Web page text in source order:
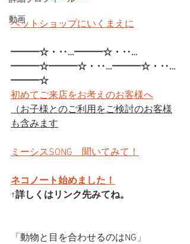
動画
ペットショップにいくまえに
━━━☆・‥…━━━☆・‥…
━━━☆━━━☆・‥…━━━☆・‥…
━━━☆
初めてご来店をお考えのお客様へ
（お子様とのご利用をご検討のお客様
も含みます
ミーシスSONG　聞いてみて！
ネコノート始めました！
↑詳しくはリンク先みてね。
「動物と目を合わせるのはNG」